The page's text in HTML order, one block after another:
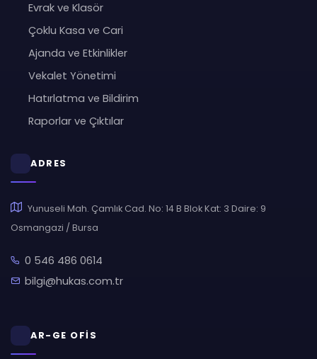
Evrak ve Klasör
Çoklu Kasa ve Cari
Ajanda ve Etkinlikler
Vekalet Yönetimi
Hatırlatma ve Bildirim
Raporlar ve Çıktılar
ADRES
Yunuseli Mah. Çamlık Cad. No: 14 B Blok Kat: 3 Daire: 9
Osmangazi / Bursa
0 546 486 0614
bilgi@hukas.com.tr
AR-GE OFİS